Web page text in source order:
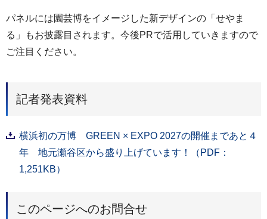
パネルには園芸博をイメージした新デザインの「せやま
る」もお披露目されます。今後PRで活用していきますので
ご注目ください。
記者発表資料
横浜初の万博 GREEN × EXPO 2027の開催まであと４
年 地元瀬谷区から盛り上げています！（PDF：
1,251KB）
このページへのお問合せ